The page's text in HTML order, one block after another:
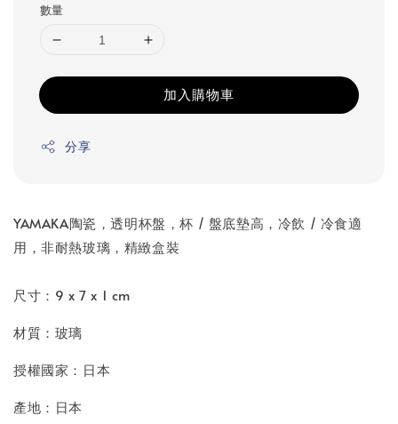
數量
加入購物車
分享
YAMAKA陶瓷，透明杯盤，杯 / 盤底墊高，冷飲 / 冷食適
用，非耐熱玻璃，精緻盒裝
尺寸：9 x 7 x 1 cm
材質：玻璃
授權國家：日本
產地：日本